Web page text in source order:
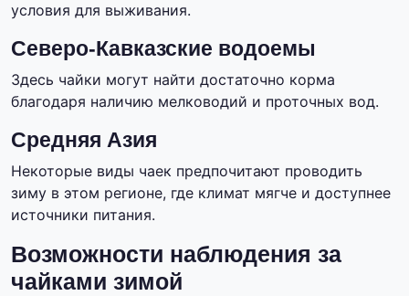
условия для выживания.
Северо-Кавказские водоемы
Здесь чайки могут найти достаточно корма
благодаря наличию мелководий и проточных вод.
Средняя Азия
Некоторые виды чаек предпочитают проводить
зиму в этом регионе, где климат мягче и доступнее
источники питания.
Возможности наблюдения за
чайками зимой